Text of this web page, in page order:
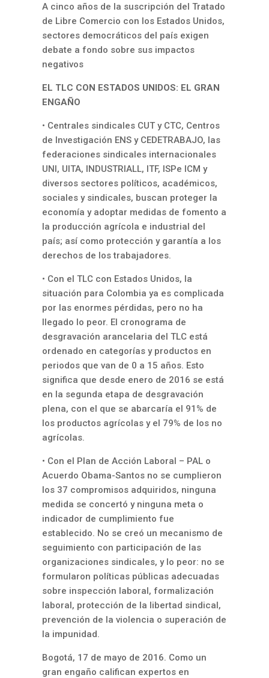
A cinco años de la suscripción del Tratado
de Libre Comercio con los Estados Unidos,
sectores democráticos del país exigen
debate a fondo sobre sus impactos
negativos
EL TLC CON ESTADOS UNIDOS: EL GRAN
ENGAÑO
• Centrales sindicales CUT y CTC, Centros
de Investigación ENS y CEDETRABAJO, las
federaciones sindicales internacionales
UNI, UITA, INDUSTRIALL, ITF, ISPe ICM y
diversos sectores políticos, académicos,
sociales y sindicales, buscan proteger la
economía y adoptar medidas de fomento a
la producción agrícola e industrial del
país; así como protección y garantía a los
derechos de los trabajadores.
• Con el TLC con Estados Unidos, la
situación para Colombia ya es complicada
por las enormes pérdidas, pero no ha
llegado lo peor. El cronograma de
desgravación arancelaria del TLC está
ordenado en categorías y productos en
periodos que van de 0 a 15 años. Esto
significa que desde enero de 2016 se está
en la segunda etapa de desgravación
plena, con el que se abarcaría el 91% de
los productos agrícolas y el 79% de los no
agrícolas.
• Con el Plan de Acción Laboral – PAL o
Acuerdo Obama-Santos no se cumplieron
los 37 compromisos adquiridos, ninguna
medida se concertó y ninguna meta o
indicador de cumplimiento fue
establecido. No se creó un mecanismo de
seguimiento con participación de las
organizaciones sindicales, y lo peor: no se
formularon políticas públicas adecuadas
sobre inspección laboral, formalización
laboral, protección de la libertad sindical,
prevención de la violencia o superación de
la impunidad.
Bogotá, 17 de mayo de 2016. Como un
gran engaño califican expertos en